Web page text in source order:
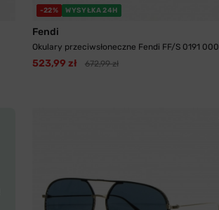
-22% WYSYŁKA 24H
Fendi
Okulary przeciwsłoneczne Fendi FF/S 0191 000
523,99 zł 672,99 zł